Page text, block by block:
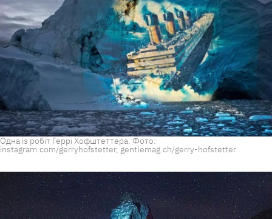
Одна із робіт Геррі Хофштеттера. Фото:
instagram.com/gerryhofstetter, gentlemag.ch/gerry-hofstetter